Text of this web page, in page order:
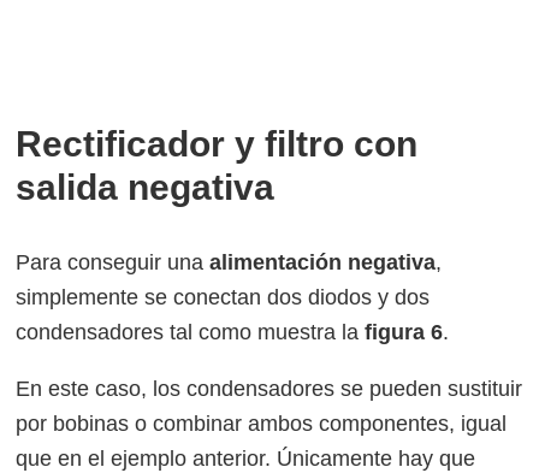
Rectificador y filtro con
salida negativa
Para conseguir unaalimentación negativa,
simplemente se conectan dos diodos y dos
condensadores tal como muestra lafigura 6.
En este caso, los condensadores se pueden sustituir
por bobinas o combinar ambos componentes, igual
que en el ejemplo anterior. Únicamente hay que